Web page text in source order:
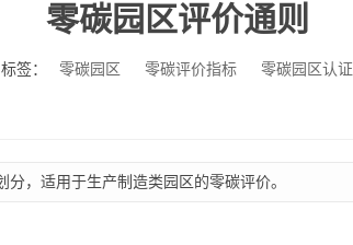
零碳园区评价通则
标签： 零碳园区 零碳评价指标 零碳园区认证
，适用于生产制造类园区的零碳评价。